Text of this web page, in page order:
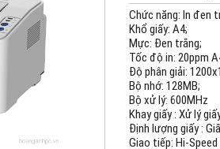
Chức năng: In đen
Khổ giấy: A4;
Mực: Đen trắng;
Tốc độ in: 20ppm
Độ phân giải:
Bộ nhớ: 128MB;
Bộ xử lý: 600MHz
Khay giấy : Xử lý
Định lượng giấy :
Giao tiếp: Hi-Speed